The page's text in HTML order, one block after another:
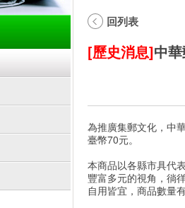
回列表
[歷史消息]中
為推廣集郵文化，中
臺幣70元。
本商品以各縣市具代
豐富多元的視角，徜
自用皆宜，商品數量